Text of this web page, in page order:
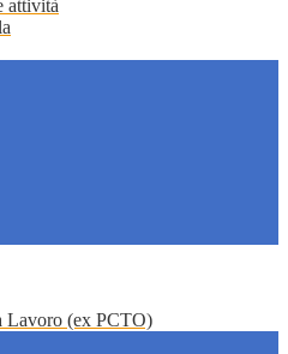
attività
Lavoro (ex PCTO)